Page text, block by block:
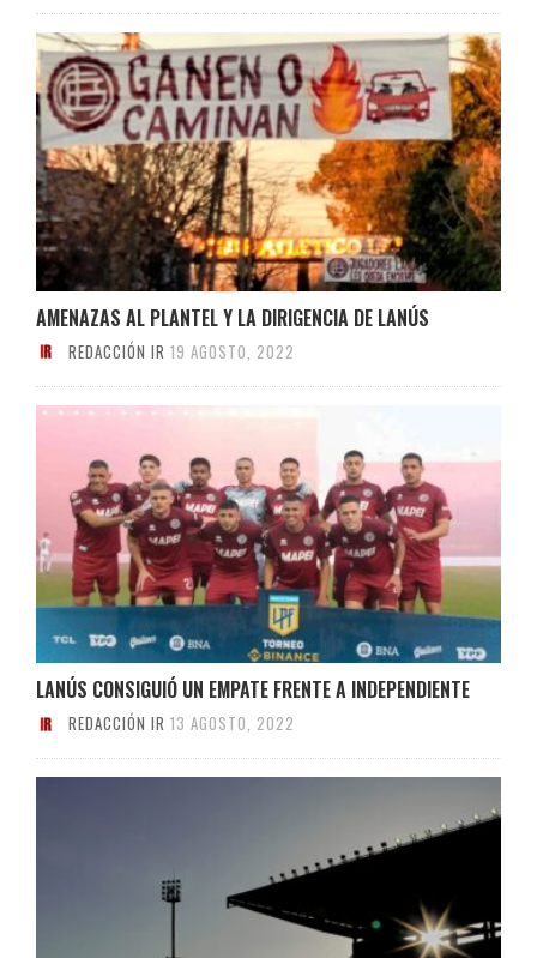
AMENAZAS AL PLANTEL Y LA DIRIGENCIA DE LANÚS
REDACCIÓN IR 19 AGOSTO, 2022
LANÚS CONSIGUIÓ UN EMPATE FRENTE A INDEPENDIENTE
REDACCIÓN IR 13 AGOSTO, 2022